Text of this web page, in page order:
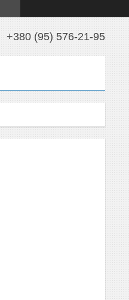
+380 (95) 576-21-95